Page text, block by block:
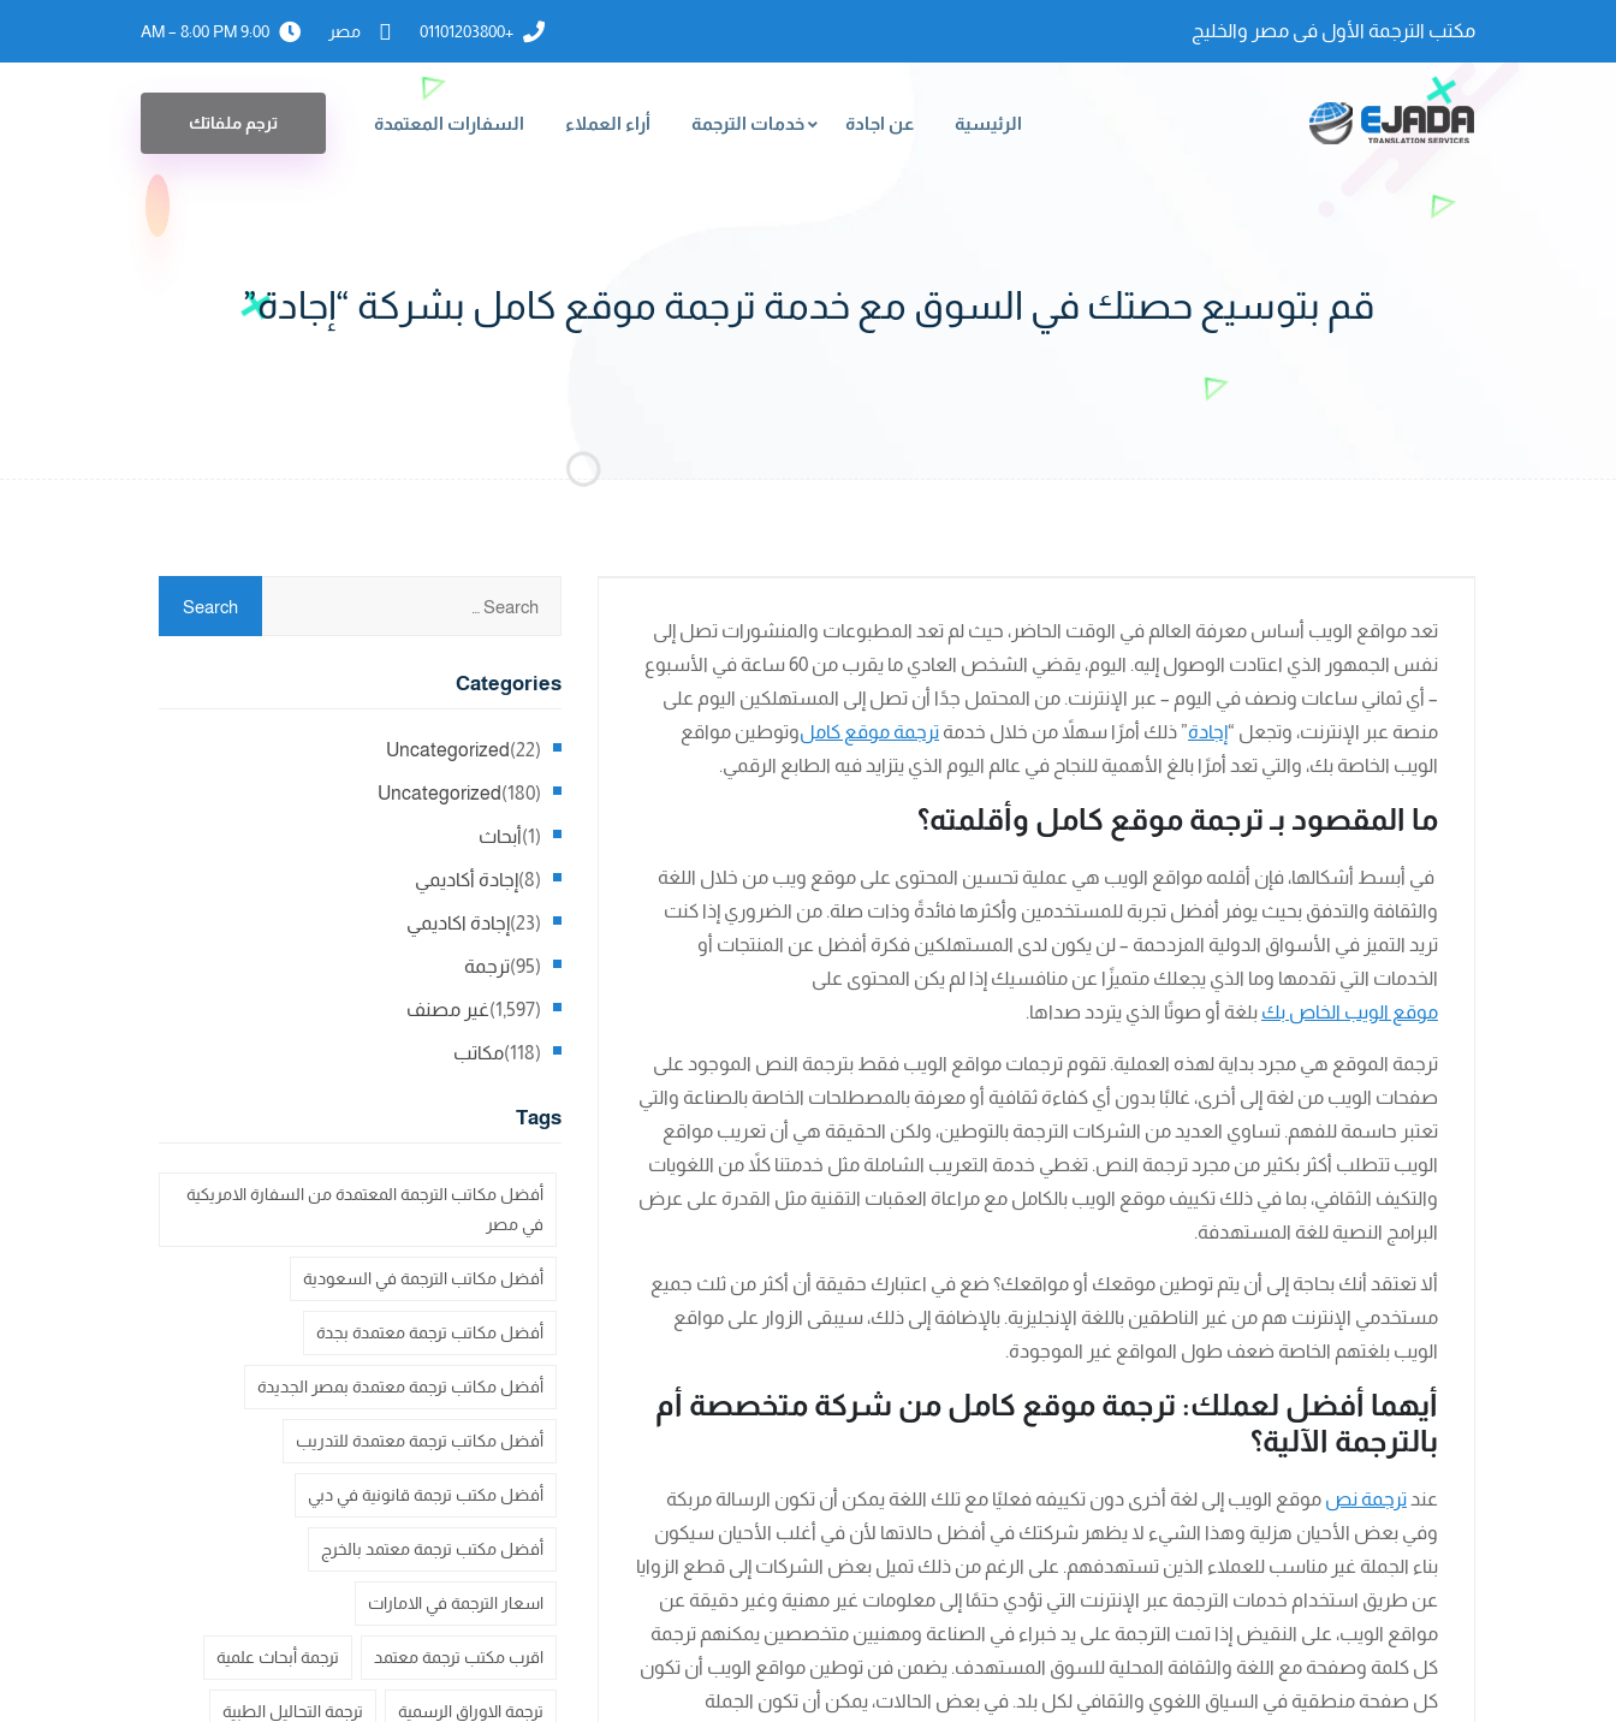
مكتب الترجمة الأول فى مصر والخليج +01101203800 مصر 9:00 AM – 8:00 PM
الرئيسية عن اجادة خدمات الترجمة أراء العملاء السفارات المعتمدة ترجم ملفاتك
قم بتوسيع حصتك في السوق مع خدمة ترجمة موقع كامل بشركة “إجادة”
تعد مواقع الويب أساس معرفة العالم في الوقت الحاضر، حيث لم تعد المطبوعات والمنشورات تصل إلى
نفس الجمهور الذي اعتادت الوصول إليه. اليوم، يقضي الشخص العادي ما يقرب من 60 ساعة في الأسبوع
– أي ثماني ساعات ونصف في اليوم – عبر الإنترنت. من المحتمل جدًا أن تصل إلى المستهلكين اليوم على
منصة عبر الإنترنت، وتجعل “إجادة” ذلك أمرًا سهلاً من خلال خدمة ترجمة موقع كاملوتوطين مواقع
الويب الخاصة بك، والتي تعد أمرًا بالغ الأهمية للنجاح في عالم اليوم الذي يتزايد فيه الطابع الرقمي.
ما المقصود بـ ترجمة موقع كامل وأقلمته؟
في أبسط أشكالها، فإن أقلمه مواقع الويب هي عملية تحسين المحتوى على موقع ويب من خلال اللغة
والثقافة والتدفق بحيث يوفر أفضل تجربة للمستخدمين وأكثرها فائدةً وذات صلة. من الضروري إذا كنت
تريد التميز في الأسواق الدولية المزدحمة – لن يكون لدى المستهلكين فكرة أفضل عن المنتجات أو
الخدمات التي تقدمها وما الذي يجعلك متميزًا عن منافسيك إذا لم يكن المحتوى على
موقع الويب الخاص بك بلغة أو صوتًا الذي يتردد صداها.
ترجمة الموقع هي مجرد بداية لهذه العملية. تقوم ترجمات مواقع الويب فقط بترجمة النص الموجود على
صفحات الويب من لغة إلى أخرى، غالبًا بدون أي كفاءة ثقافية أو معرفة بالمصطلحات الخاصة بالصناعة والتي
تعتبر حاسمة للفهم. تساوي العديد من الشركات الترجمة بالتوطين، ولكن الحقيقة هي أن تعريب مواقع
الويب تتطلب أكثر بكثير من مجرد ترجمة النص. تغطي خدمة التعريب الشاملة مثل خدمتنا كلاً من اللغويات
والتكيف الثقافي، بما في ذلك تكييف موقع الويب بالكامل مع مراعاة العقبات التقنية مثل القدرة على عرض
البرامج النصية للغة المستهدفة.
ألا تعتقد أنك بحاجة إلى أن يتم توطين موقعك أو مواقعك؟ ضع في اعتبارك حقيقة أن أكثر من ثلث جميع
مستخدمي الإنترنت هم من غير الناطقين باللغة الإنجليزية. بالإضافة إلى ذلك، سيبقى الزوار على مواقع
الويب بلغتهم الخاصة ضعف طول المواقع غير الموجودة.
أيهما أفضل لعملك: ترجمة موقع كامل من شركة متخصصة أم
بالترجمة الآلية؟
عند ترجمة نص موقع الويب إلى لغة أخرى دون تكييفه فعليًا مع تلك اللغة يمكن أن تكون الرسالة مربكة
وفي بعض الأحيان هزلية وهذا الشيء لا يظهر شركتك في أفضل حالاتها لأن في أغلب الأحيان سيكون
بناء الجملة غير مناسب للعملاء الذين تستهدفهم. على الرغم من ذلك تميل بعض الشركات إلى قطع الزوايا
عن طريق استخدام خدمات الترجمة عبر الإنترنت التي تؤدي حتمًا إلى معلومات غير مهنية وغير دقيقة عن
مواقع الويب، على النقيض إذا تمت الترجمة على يد خبراء في الصناعة ومهنيين متخصصين يمكنهم ترجمة
كل كلمة وصفحة مع اللغة والثقافة المحلية للسوق المستهدف. يضمن فن توطين مواقع الويب أن تكون
كل صفحة منطقية في السياق اللغوي والثقافي لكل بلد. في بعض الحالات، يمكن أن تكون الجملة
Categories
Uncategorized (22)
Uncategorized (180)
أبحاث (1)
إجادة أكاديمي (8)
إجادة اكاديمي (23)
ترجمة (95)
غير مصنف (1,597)
مكاتب (118)
Tags
أفضل مكاتب الترجمة المعتمدة من السفارة الامريكية
في مصر
أفضل مكاتب الترجمة في السعودية
أفضل مكاتب ترجمة معتمدة بجدة
أفضل مكاتب ترجمة معتمدة بمصر الجديدة
أفضل مكاتب ترجمة معتمدة للتدريب
أفضل مكتب ترجمة قانونية في دبي
أفضل مكتب ترجمة معتمد بالخرج
اسعار الترجمة في الامارات
اقرب مكتب ترجمة معتمد ترجمة أبحاث علمية
ترجمة الاوراق الرسمية ترجمة التحاليل الطبية